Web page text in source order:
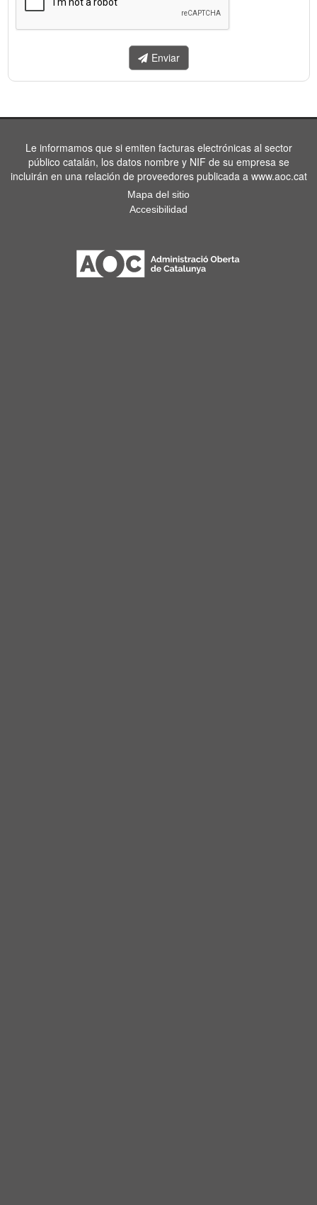
enviar.
Enviar
Le informamos que si emiten facturas electrónicas al sector
público catalán, los datos nombre y NIF de su empresa se
incluirán en una relación de proveedores publicada a www.aoc.cat
Mapa del sitio
Accesibilidad